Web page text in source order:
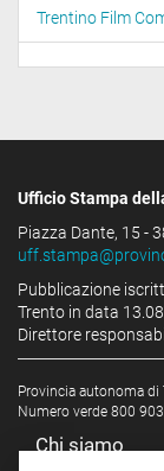
Trentino Film
Ufficio Stampa
Piazza Dante, 15 -
Pubblicazione
Trento in data
Direttore
Provincia autonoma di
Numero verde 800
Chi siamo